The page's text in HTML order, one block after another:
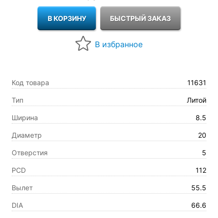
Код товара 11631
Тип Литой
Ширина 8.5
Диаметр 20
Отверстия 5
PCD 112
Вылет 55.5
DIA 66.6